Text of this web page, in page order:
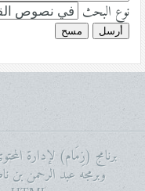
نوع البحث
أرسل مسح